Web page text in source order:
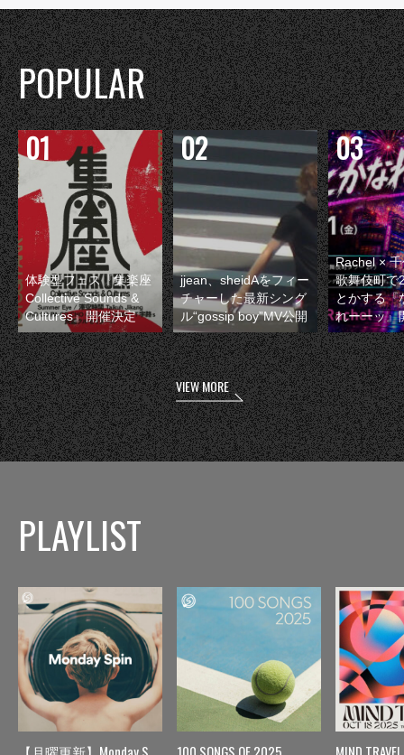
POPULAR
体験型フェス『集楽座
Collective Sounds &
Cultures』開催決定
jjean、sheidAをフィー
チャーした最新シング
ル“gossip boy”MV公開
Rachel ×
歌舞伎町で
とかする『
れーーッ』
VIEW MORE
PLAYLIST